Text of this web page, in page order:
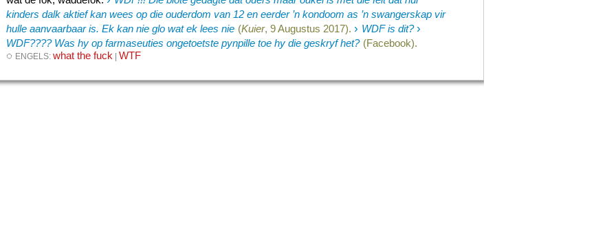
kinders dalk aktief kan wees op die ouderdom van 12 en eerder ’n kondoom as ’n swangerskap vir
hulle aanvaarbaar is. Ek kan nie glo wat ek lees nie (Kuier, 9 Augustus 2017). › WDF is dit? ›
WDF???? Was hy op farmaseuties ongetoetste pynpille toe hy die geskryf het? (Facebook).
◌ ENGELS:what the fuck |WTF